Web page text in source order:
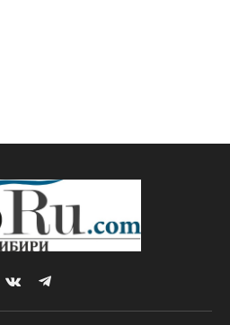
VKontakteTelegram